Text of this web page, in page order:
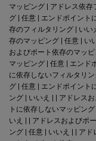
マッピング | アドレス依
グ | 任意 | エンドポイント
存のフィルタリング | いい
存のマッピング | 任意 | い
およびポート依存のマッ
マッピング | 任意 | エンド
に依存しないフィルタリ
グ | 任意 | エンドポイント
ング | いいえ | | アドレス
トに依存しないマッピン
いえ | | アドレスおよびポ
ング | 任意 | いいえ | | ア